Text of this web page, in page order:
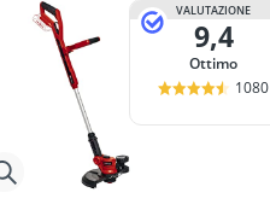
VALUTAZIONE
9,4
Ottimo
1080